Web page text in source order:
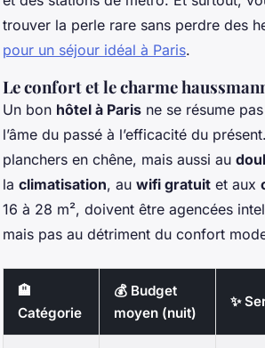
trouver la perle rare sans perdre des
pour un séjour idéal à Paris.
Le confort et le charme
Un bon hôtel à Paris ne se résume
l’âme du passé à l’efficacité du
planchers en chêne, mais aussi au
la climatisation, au wifi gratuit et aux
16 à 28 m², doivent être agencées
mais pas au détriment du confort
🏨
Catégorie
💰 Budget
moyen (nuit)
✨